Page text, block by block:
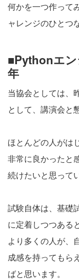
何かを一つ作って
ャレンジのひとつ
■Pythonエン
年
当協会としては、
として、講演会と
ほとんどの人がは
非常に良かったと
続けたいと思って
試験自体は、基礎
に定着しつつある
より多くの人が、
成感を持ってもら
ばと思います。